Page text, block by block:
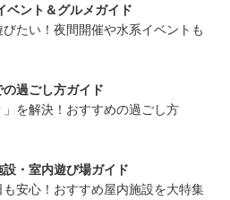
ベント＆グルメガイド
たい！夜間開催や水系イベントも
過ごし方ガイド
」を解決！おすすめの過ごし方
・室内遊び場ガイド
安心！おすすめ屋内施設を大特集